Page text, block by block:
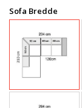
Sofa Bredde